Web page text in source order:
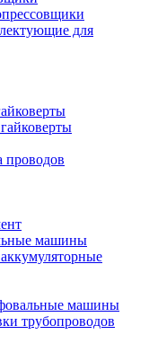
для
машины
машины
трубопроводов